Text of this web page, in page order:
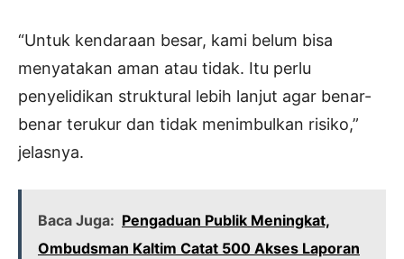
“Untuk kendaraan besar, kami belum bisa
menyatakan aman atau tidak. Itu perlu
penyelidikan struktural lebih lanjut agar benar-
benar terukur dan tidak menimbulkan risiko,”
jelasnya.
Baca Juga: Pengaduan Publik Meningkat,
Ombudsman Kaltim Catat 500 Akses Laporan